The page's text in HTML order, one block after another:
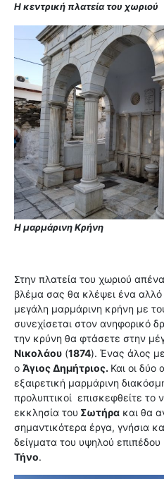
Η κεντρική πλατεία του χωριού
Η μαρμάρινη Κρήνη
Στην πλατεία του χωριού
βλέμα σας θα κλέψει ένα αλλό
μεγάλη μαρμάρινη κρήνη με
συνεχίσεται στον ανηφορικό
την κρύνη θα φτάσετε στην
Νικολάου (1874). Ένας άλος
ο Άγιος Δημήτριος. Και οι δύο
εξαιρετική μαρμάρινη
προλυπτικοί επισκεφθείτε το
εκκλησία του Σωτήρα και θα
σημαντικότερα έργα, γνήσια
δείγματα του υψηλού
Τήνο.